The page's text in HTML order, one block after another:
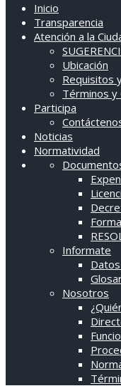
Inicio
Transparencia
Atención a la
Ubicación
Requisitos
Términos y
Participa
Noticias
Normatividad
Informate
Nosotros